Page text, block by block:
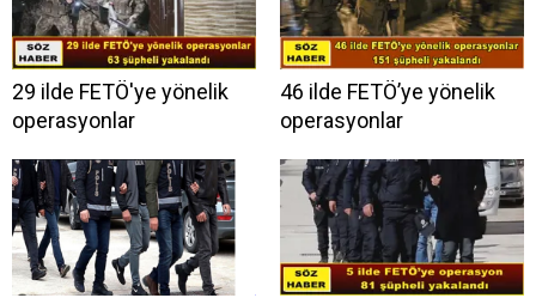
29 ilde FETÖ'ye yönelik
operasyonlar
46 ilde FETÖ’ye yönelik
operasyonlar